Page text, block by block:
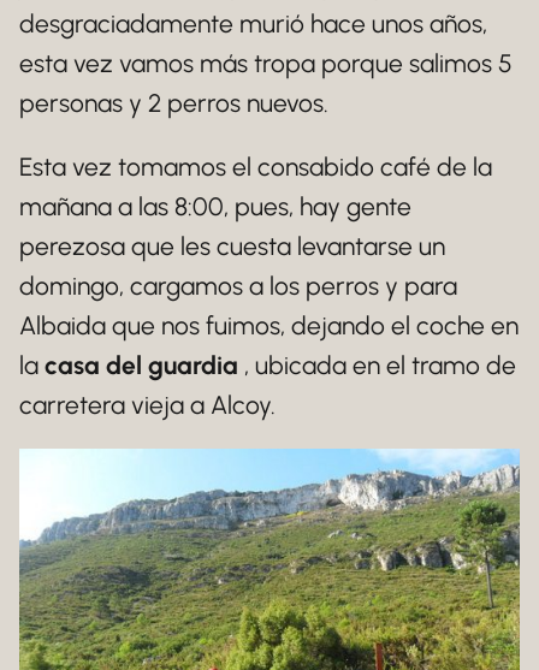
desgraciadamente murió hace unos años,
esta vez vamos más tropa porque salimos 5
personas y 2 perros nuevos.
Esta vez tomamos el consabido café de la
mañana a las 8:00, pues, hay gente
perezosa que les cuesta levantarse un
domingo, cargamos a los perros y para
Albaida que nos fuimos, dejando el coche en
la casa del guardia , ubicada en el tramo de
carretera vieja a Alcoy.